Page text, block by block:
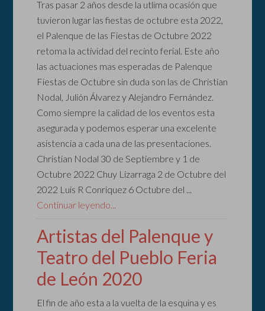
Tras pasar 2 años desde la utlima ocasión que
tuvieron lugar las fiestas de octubre esta 2022,
el Palenque de las Fiestas de Octubre 2022
retoma la actividad del recinto ferial. Este año
las actuaciones mas esperadas de Palenque
Fiestas de Octubre sin duda son las de Christian
Nodal, Julión Álvarez y Alejandro Fernández.
Como siempre la calidad de los eventos esta
asegurada y podemos esperar una excelente
asistencia a cada una de las presentaciones.
Christian Nodal 30 de Septiembre y 1 de
Octubre 2022 Chuy Lizarraga 2 de Octubre del
2022 Luis R Conriquez 6 Octubre del ...
Continuar leyendo...
Artistas del Palenque y
Teatro del Pueblo Feria
de León 2020
El fin de año esta a la vuelta de la esquina y es